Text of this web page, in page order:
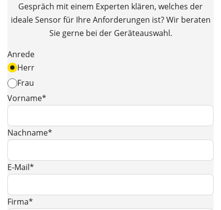
Gespräch mit einem Experten klären, welches der
ideale Sensor für Ihre Anforderungen ist? Wir beraten
Sie gerne bei der Geräteauswahl.
Anrede
Herr
Frau
Vorname*
Nachname*
E-Mail*
Firma*